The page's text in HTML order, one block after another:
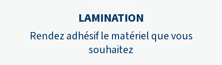
LAMINATION
Rendez adhésif le matériel que vous
souhaitez